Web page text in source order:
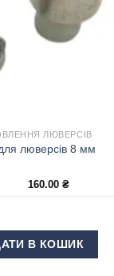
ЛЮВЕРСІВ
люверсів 8 мм
160.00₴
люверсів 8 мм
В КОШИК